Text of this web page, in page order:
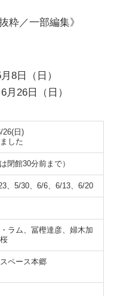
粋／一部編集》
8日（日）
26日（日）
26(日)
した
閉館30分前まで）
、5/30、6/6、6/13、6/20
ラム、冨樫達彦、婦木加
ペース本郷